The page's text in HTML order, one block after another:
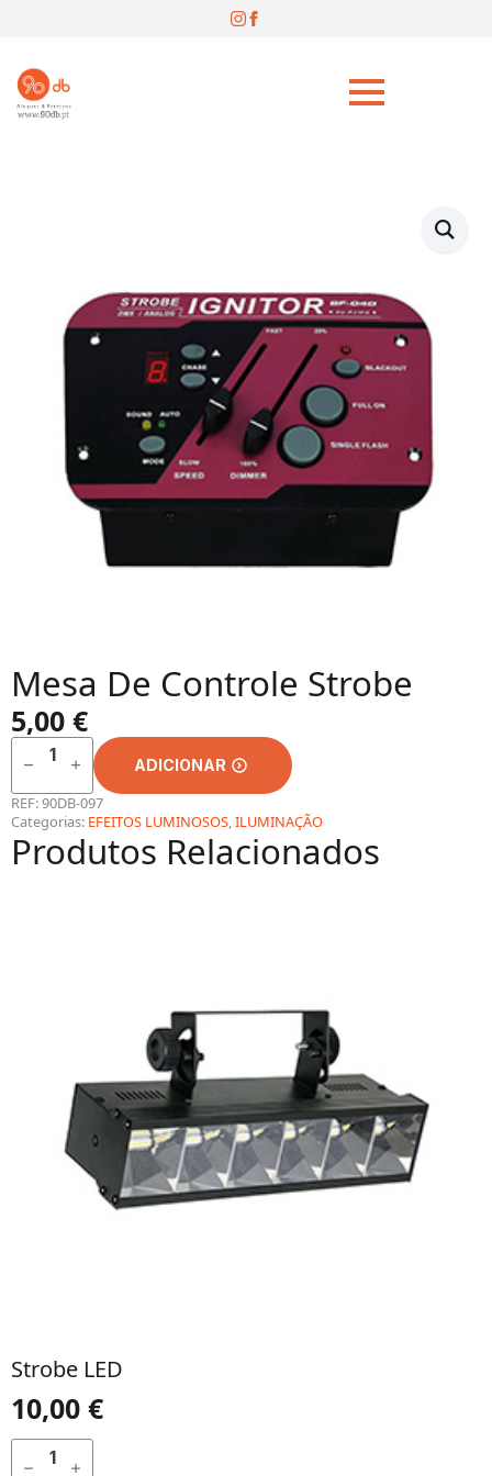
Mesa De Controle Strobe
5,00 €
QUANTIDADE
MESA
CONTROLE
STROBE
ADICIONAR
REF:90DB-097
Categorias: EFEITOS LUMINOSOS,ILUMINAÇÃO
Produtos Relacionados
Strobe LED
10,00 €
QUANTIDADE
STROBE